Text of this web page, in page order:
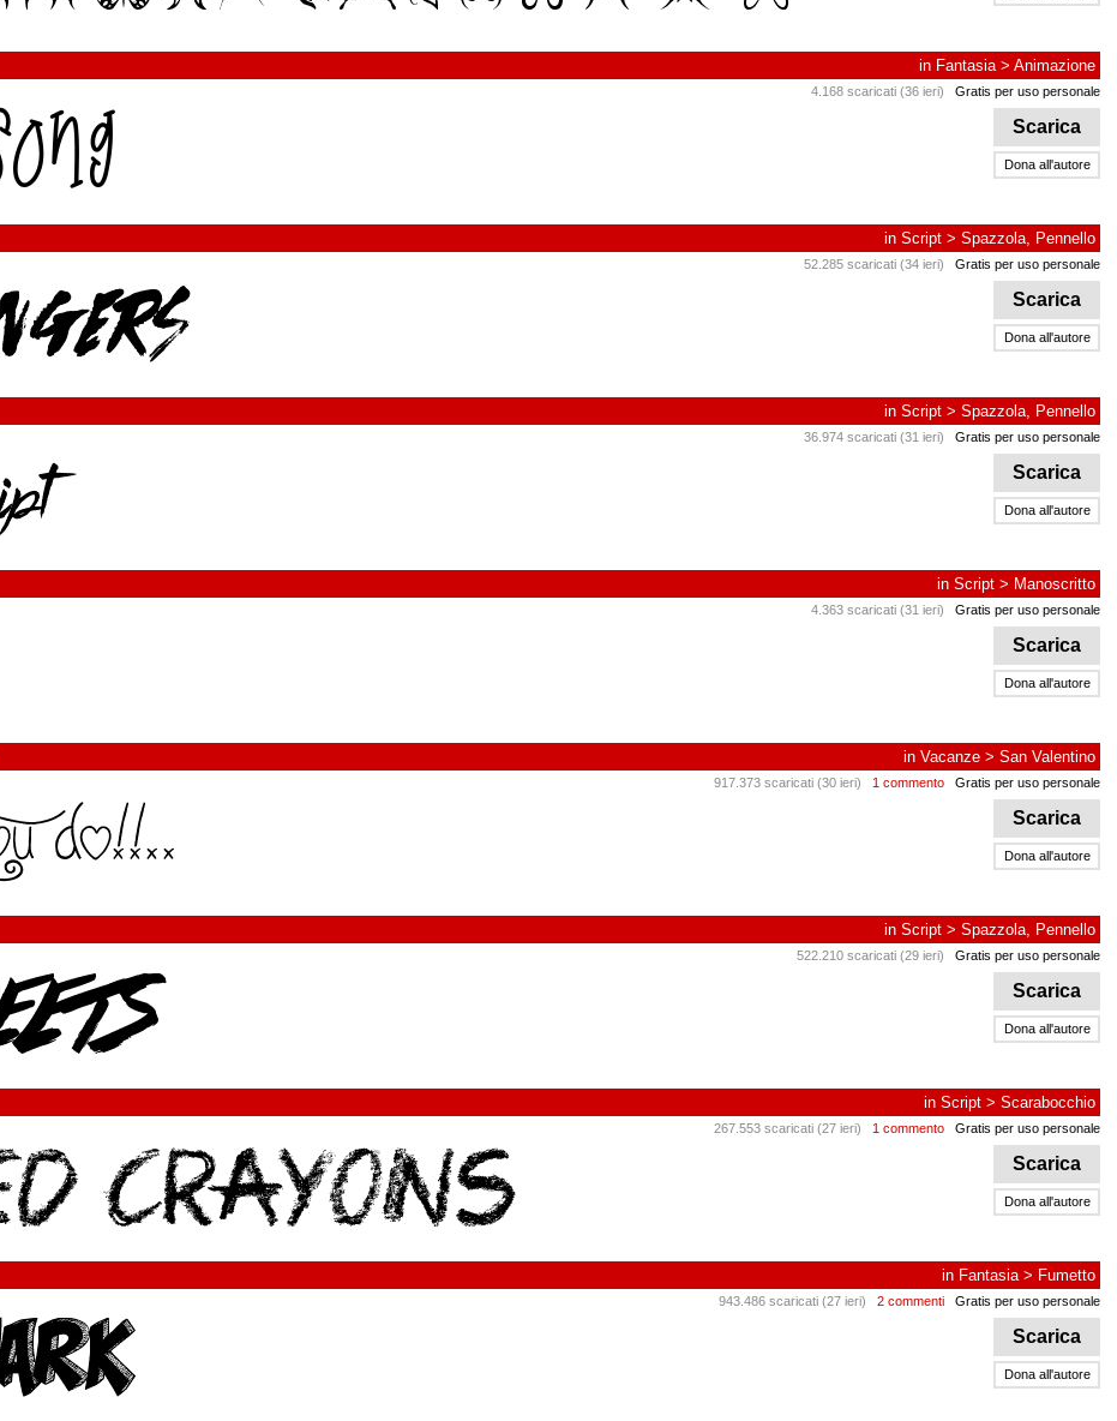
in Fantasia> Animazione
4.168 scaricati (36 ieri) Gratis per uso personale
Scarica
Dona all'autore
in Script > Spazzola, Pennello
52.285 scaricati (34 ieri) Gratis per uso personale
Scarica
Dona all'autore
in Script > Spazzola, Pennello
36.974 scaricati (31 ieri) Gratis per uso personale
Scarica
Dona all'autore
in Script > Manoscritto
4.363 scaricati (31 ieri) Gratis per uso personale
Scarica
Dona all'autore
in Vacanze > San Valentino
917.373 scaricati (30 ieri) 1 commento Gratis per uso personale
Scarica
Dona all'autore
in Script > Spazzola, Pennello
522.210 scaricati (29 ieri) Gratis per uso personale
Scarica
Dona all'autore
in Script > Scarabocchio
267.553 scaricati (27 ieri) 1 commento Gratis per uso personale
Scarica
Dona all'autore
in Fantasia> Fumetto
943.486 scaricati (27 ieri) 2 commenti Gratis per uso personale
Scarica
Dona all'autore